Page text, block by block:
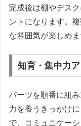
完成後は棚やデス
ントになります。
な雰囲気が楽しめま
知育・集中力
パーツを順番に組
力を養うきっかけ
で、コミュニケー